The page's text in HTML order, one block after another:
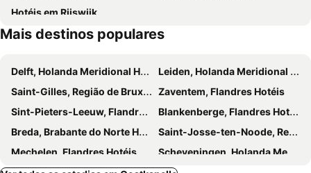
Folkloristic market
Bezoekerscentrum Boekhoute
Badstrand Vlissingen
Hotéis em Rijswijk
Mais destinos populares
Delft, Holanda Meridional Hotéis
Leiden, Holanda Meridional Hotéis
Saint-Gilles, Região de Bruxelas-Capital Hotéis
Zaventem, Flandres Hotéis
Sint-Pieters-Leeuw, Flandres Hotéis
Blankenberge, Flandres Hotéis
Breda, Brabante do Norte Hotéis
Saint-Josse-ten-Noode, Região de Bruxelas-Capital Hotéis
Mechelen, Flandres Hotéis
Scheveningen, Holanda Meridional Hotéis